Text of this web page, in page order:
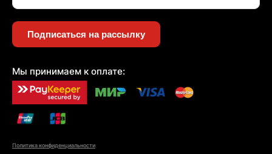
Подписаться на рассылку
Мы принимаем к оплате:
Политика конфиденциальности